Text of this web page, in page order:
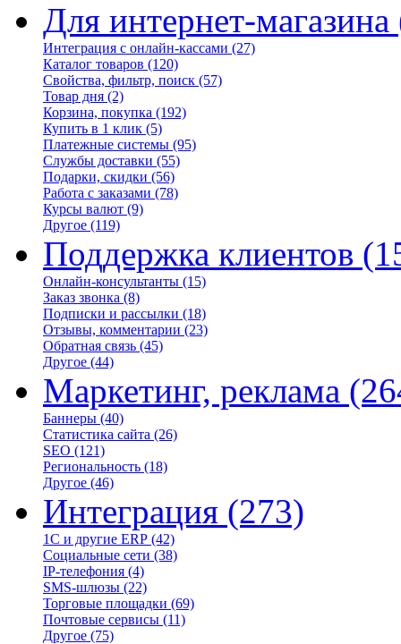
Для интернет-магазина
Интеграция с онлайн-кассами (27)
Каталог товаров (120)
Свойства, фильтр, поиск (57)
Товар дня (2)
Корзина, покупка (192)
Купить в 1 клик (5)
Платежные системы (95)
Службы доставки (55)
Подарки, скидки (56)
Работа с заказами (78)
Курсы валют (9)
Другое (119)
Поддержка клиентов
Онлайн-консультанты (15)
Заказ звонка (8)
Подписки и рассылки (18)
Отзывы, комментарии (23)
Обратная связь (45)
Другое (44)
Маркетинг, реклама
Баннеры (40)
Статистика сайта (26)
SEO (121)
Региональность (18)
Другое (46)
Интеграция (273)
1С и другие ERP (42)
Социальные сети (38)
IP-телефония (4)
SMS-шлюзы (22)
Торговые площадки (69)
Почтовые сервисы (11)
Другое (75)